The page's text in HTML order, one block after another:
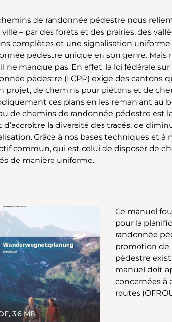
de randonnée pédestre nous
ville – par des forêts et des prairies, des
complètes et une signalisation
pédestre unique en son genre. Mais
ne manque pas. En effet, la loi fédérale
pédestre (LCPR) exige des cantons
projet, de chemins pour piétons et de
ces plans en les remaniant au
de chemins de randonnée pédestre est
d’accroître la diversité des tracés, de
Grâce à nos bases techniques et
commun, qui est celui de disposer de
de manière uniforme.
3.6 MB
Ce manuel
pour la
randonnée
promotion de
pédestre
manuel doit
concernées à
routes